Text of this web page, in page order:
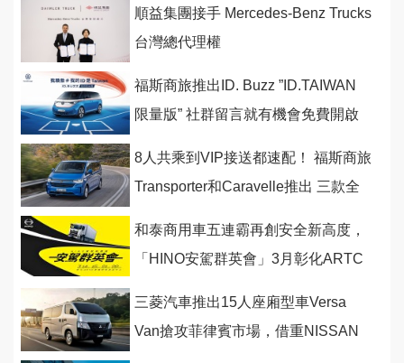
順益集團接手 Mercedes-Benz Trucks
台灣總代理權
福斯商旅推出ID. Buzz ”ID.TAIWAN
限量版” 社群留言就有機會免費開啟
8人共乘到VIP接送都速配！ 福斯商旅
Transporter和Caravelle推出 三款全
和泰商用車五連霸再創安全新高度，
「HINO安駕群英會」3月彰化ARTC
三菱汽車推出15人座廂型車Versa
Van搶攻菲律賓市場，借重NISSAN